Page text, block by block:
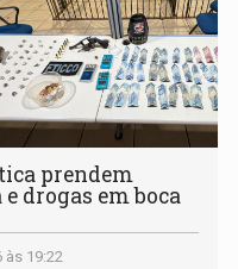
prendem
drogas em boca
às 19:22